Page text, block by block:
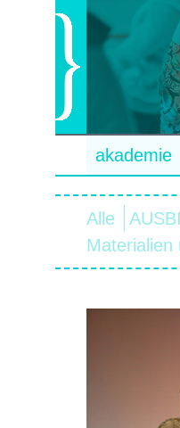
akademie
Alle
Materialien